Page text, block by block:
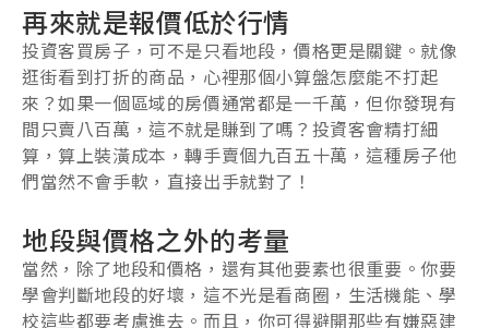
再來就是報價低於行情
投資客買房子，可不是只看地段，價格更是關鍵。就像
逛街看到打折的商品，心裡那個小算盤怎麼能不打起
來？如果一個區域的房價通常都是一千萬，但你發現有
間只賣八百萬，這不就是賺到了嗎？投資客會精打細
算，算上裝潢成本，轉手賣個九百五十萬，這種房子他
們當然不會手軟，直接出手就對了！
地段與價格之外的考量
當然，除了地段和價格，還有其他要素也很重要。你要
學會判斷地段的好壞，這不光是看商圈，生活機能、學
校這些都要考慮進去。而且，你可得避開那些有嫌惡建